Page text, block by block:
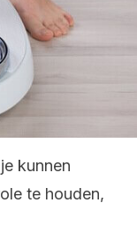
kunnen
te houden,